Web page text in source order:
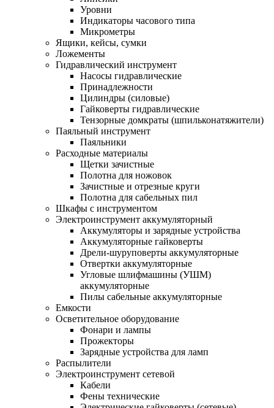
Уровни
Индикаторы часового типа
Микрометры
Ящики, кейсы, сумки
Ложементы
Гидравлический инструмент
Насосы гидравлические
Принадлежности
Цилиндры (силовые)
Гайковерты гидравлические
Тензорные домкраты (шпильконатяжители)
Паяльный инструмент
Паяльники
Расходные материалы
Щетки зачистные
Полотна для ножовок
Зачистные и отрезные круги
Полотна для сабельных пил
Шкафы с инструментом
Электроинструмент аккумуляторный
Аккумуляторы и зарядные устройства
Аккумуляторные гайковерты
Дрели-шуруповерты аккумуляторные
Отвертки аккумуляторные
Угловые шлифмашины (УШМ)
аккумуляторные
Пилы сабельные аккумуляторные
Емкости
Осветительное оборудование
Фонари и лампы
Прожекторы
Зарядные устройства для ламп
Распылители
Электроинструмент сетевой
Кабели
Фены технические